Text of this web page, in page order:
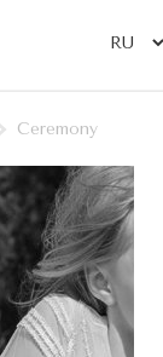
Ceremony